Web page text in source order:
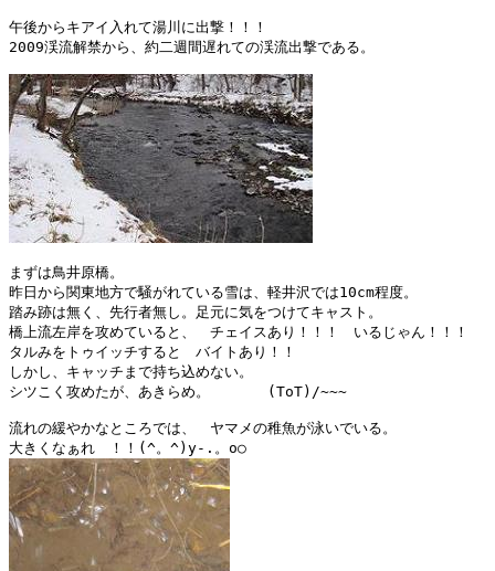
午後からキアイ入れて湯川に出撃！！！
2009渓流解禁から、約二週間遅れての渓流出撃である。
まずは鳥井原橋。
昨日から関東地方で騒がれている雪は、軽井沢では10cm程度。
踏み跡は無く、先行者無し。足元に気をつけてキャスト。
橋上流左岸を攻めていると、　チェイスあり！！！　いるじゃん！！！
タルみをトゥイッチすると　バイトあり！！
しかし、キャッチまで持ち込めない。
シツこく攻めたが、あきらめ。　　　　(ToT)/~~~
流れの緩やかなところでは、　ヤマメの稚魚が泳いでいる。